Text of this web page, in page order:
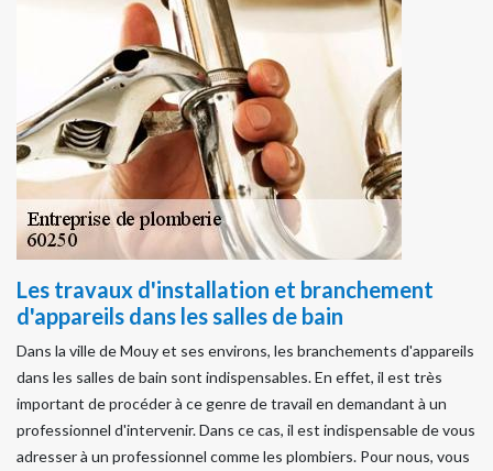
Les travaux d'installation et branchement
d'appareils dans les salles de bain
Dans la ville de Mouy et ses environs, les branchements d'appareils
dans les salles de bain sont indispensables. En effet, il est très
important de procéder à ce genre de travail en demandant à un
professionnel d'intervenir. Dans ce cas, il est indispensable de vous
adresser à un professionnel comme les plombiers. Pour nous, vous